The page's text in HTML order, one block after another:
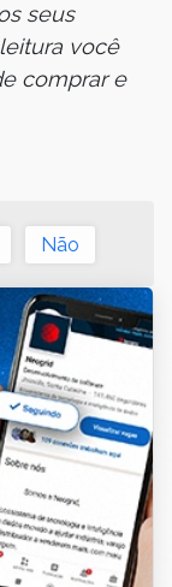
seus
você
comprar e
Não